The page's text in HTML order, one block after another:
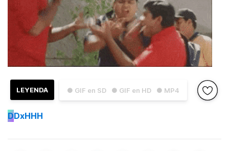
● GIF en SD ● GIF en HD ● MP4
LEYENDA
DDxHHH